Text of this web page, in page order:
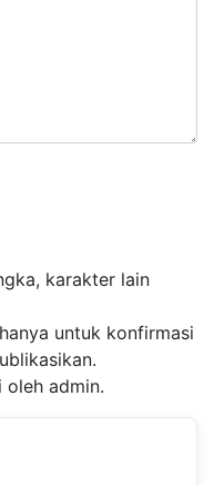
karakter lain
untuk konfirmasi
oleh admin.